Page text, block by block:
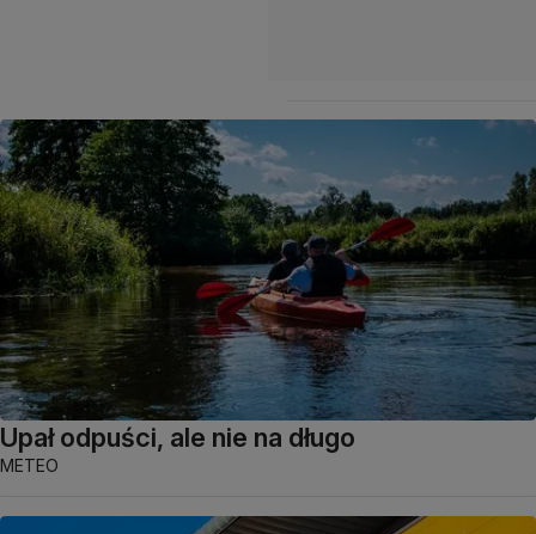
Upał odpuści, ale nie na długo
METEO